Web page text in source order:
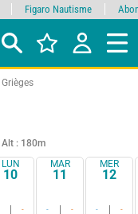
Grièges
Alt : 180m
LUN
10
-
MAR
11
- -
MER
12
- -
Figaro Nautisme